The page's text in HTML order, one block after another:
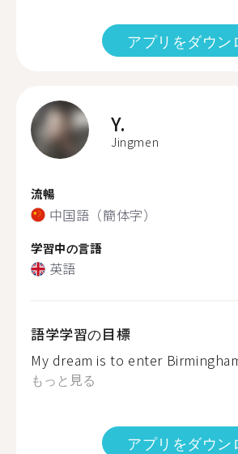
アプリをダウン
Y.
Jingmen
流暢
中国語（簡体字）
学習中の言語
英語
語学学習の目標
My dream is to enter
もっと見る
アプリをダウン